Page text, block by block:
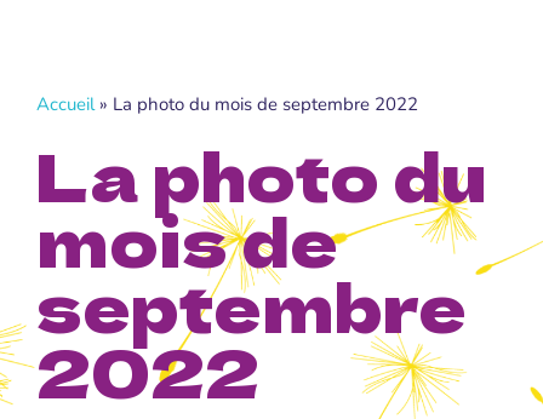
Accueil» La photo du mois de septembre 2022
La photo du
mois de
septembre
2022